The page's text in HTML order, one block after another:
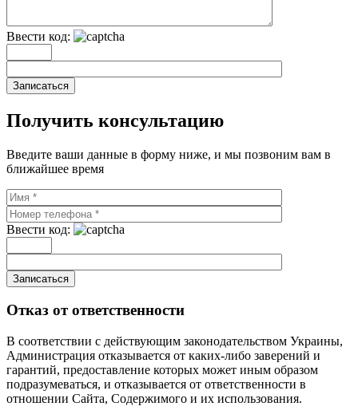
Ввести код:
Записаться
Получить консультацию
Введите ваши данные в форму ниже, и мы позвоним вам в
ближайшее время
Ввести код:
Записаться
Отказ от ответственности
В соответствии с действующим законодательством Украины,
Администрация отказывается от каких-либо заверений и
гарантий, предоставление которых может иным образом
подразумеваться, и отказывается от ответственности в
отношении Сайта, Содержимого и их использования.